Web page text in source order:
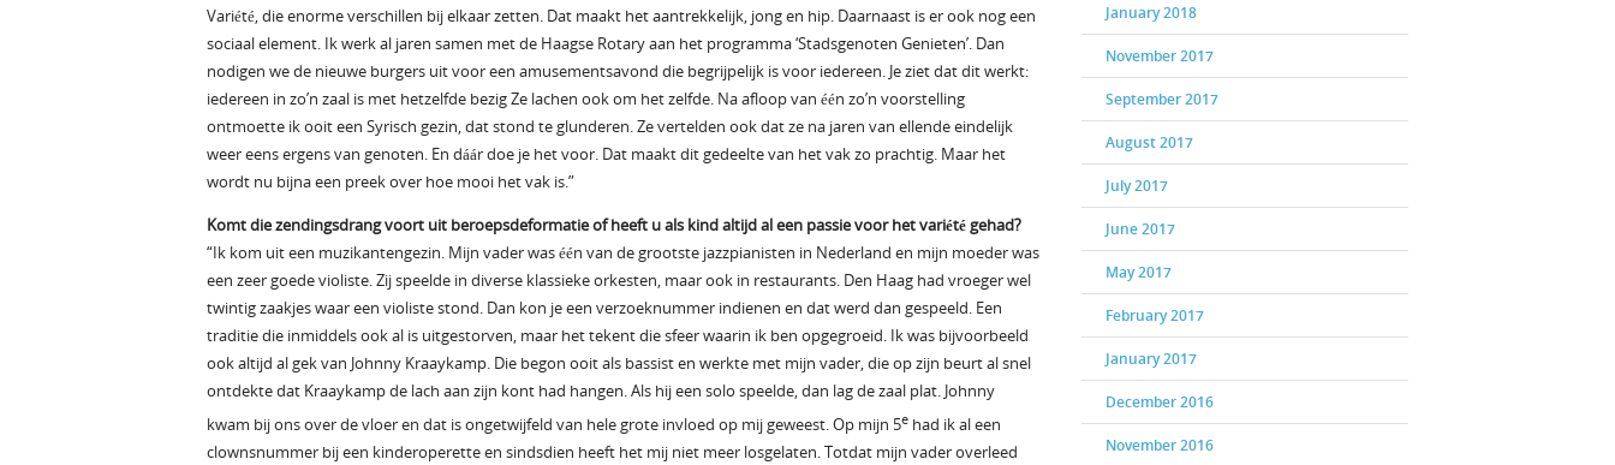
January 2018
November 2017
September 2017
August 2017
July 2017
June 2017
May 2017
February 2017
January 2017
December 2016
November 2016
Variété, die enorme verschillen bij elkaar zetten. Dat maakt het aantrekkelijk, jong en hip. Daarnaast is er ook nog een
sociaal element. Ik werk al jaren samen met de Haagse Rotary aan het programma ‘Stadsgenoten Genieten’. Dan
nodigen we de nieuwe burgers uit voor een amusementsavond die begrijpelijk is voor iedereen. Je ziet dat dit werkt:
iedereen in zo’n zaal is met hetzelfde bezig Ze lachen ook om het zelfde. Na afloop van één zo’n voorstelling
ontmoette ik ooit een Syrisch gezin, dat stond te glunderen. Ze vertelden ook dat ze na jaren van ellende eindelijk
weer eens ergens van genoten. En dáár doe je het voor. Dat maakt dit gedeelte van het vak zo prachtig. Maar het
wordt nu bijna een preek over hoe mooi het vak is.”
Komt die zendingsdrang voort uit beroepsdeformatie of heeft u als kind altijd al een passie voor het variété gehad?
“Ik kom uit een muzikantengezin. Mijn vader was één van de grootste jazzpianisten in Nederland en mijn moeder was
een zeer goede violiste. Zij speelde in diverse klassieke orkesten, maar ook in restaurants. Den Haag had vroeger wel
twintig zaakjes waar een violiste stond. Dan kon je een verzoeknummer indienen en dat werd dan gespeeld. Een
traditie die inmiddels ook al is uitgestorven, maar het tekent die sfeer waarin ik ben opgegroeid. Ik was bijvoorbeeld
ook altijd al gek van Johnny Kraaykamp. Die begon ooit als bassist en werkte met mijn vader, die op zijn beurt al snel
ontdekte dat Kraaykamp de lach aan zijn kont had hangen. Als hij een solo speelde, dan lag de zaal plat. Johnny
kwam bij ons over de vloer en dat is ongetwijfeld van hele grote invloed op mij geweest. Op mijn 5e had ik al een
clownsnummer bij een kinderoperette en sindsdien heeft het mij niet meer losgelaten. Totdat mijn vader overleed